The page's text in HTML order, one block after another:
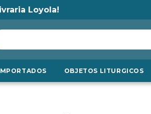
Loyola!
OBJETOS LITURGICOS